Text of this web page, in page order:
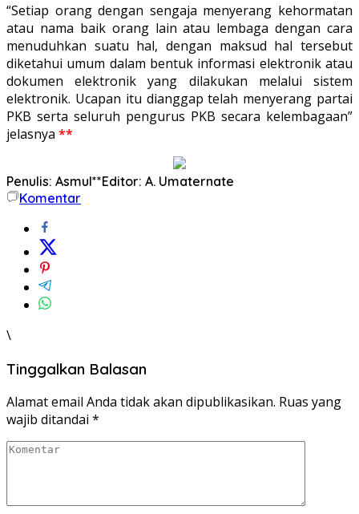
“Setiap orang dengan sengaja menyerang kehormatan
atau nama baik orang lain atau lembaga dengan cara
menuduhkan suatu hal, dengan maksud hal tersebut
diketahui umum dalam bentuk informasi elektronik atau
dokumen elektronik yang dilakukan melalui sistem
elektronik. Ucapan itu dianggap telah menyerang partai
PKB serta seluruh pengurus PKB secara kelembagaan”
jelasnya **
Penulis: Asmul**Editor: A. Umaternate
Komentar
\
Tinggalkan Balasan
Alamat email Anda tidak akan dipublikasikan. Ruas yang
wajib ditandai *